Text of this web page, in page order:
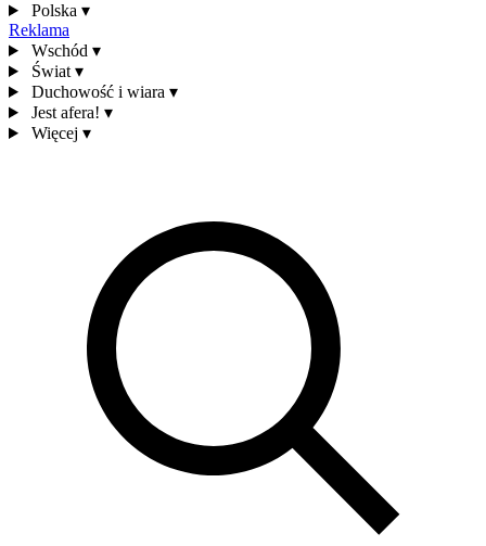
Polska ▾
Reklama
Wschód ▾
Świat ▾
Duchowość i wiara ▾
Jest afera! ▾
Więcej ▾